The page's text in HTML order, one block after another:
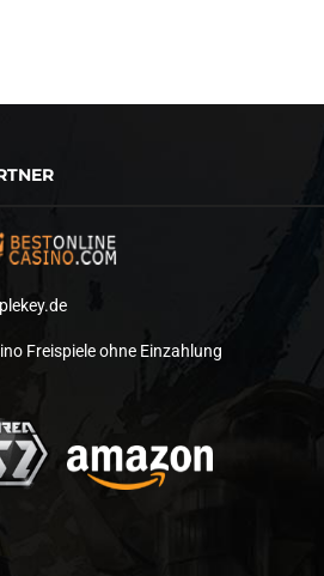
Freispiele ohne Einzahlung